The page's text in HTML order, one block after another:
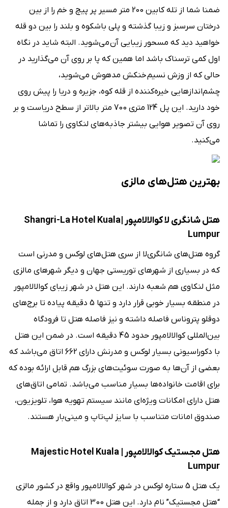
ضمنا شما از تله کابین 200 متر مسیر پر پیچ و خم را از بین
درختان سرسبز و زیبا گذشته و پلی باشکوه و بلند را بین دو قله
خواهید دید که مسحور زیبایی آن می‌شوید. البته شاید در نگاه
اول کمی ترسناک باشد اما همین که پا بر روی آن می‌گذارید در
حالی که از وزش نسیم خنکش مدهوش می‌شوید،
چشم‌اندازهایی خیره‌کننده از قله کوه، جزیره و دریا را پیش روی
خود دارید. این پل 124 متری 700 متر بالاتر از سطح دریاست و بر
روی آن تصویر هوایی بیشتر جاذبه‌های لنکاوی را تماشا
می‌کنید.
بهترین هتل‌های مالزی
هتل شانگری لا کوالالامپور |Shangri-La Hotel Kuala
Lumpur
گروه هتل‌های شانگری‌لا از سری هتل‌های لوکس و مدرنی است
که در بسیاری از شهرهای توریستی جهان و دیگر شهرهای مالزی
مثل لنکاوی هم شعبه دارند. این هتل در شهر زیبای کوالالامپور
در منطقه بسیار خوبی قرار دارد و تنها 5 دقیقه پیاده تا برج‌های
دوقلو پتروناس فاصله داشته و نیز فاصله هتل تا فرودگاه
بین‌المللی کوالالامپور حدود 45 دقیقه است. در ضمن این هتل
با دکوراسیونی بسیار لوکس و مدرنش دارای 662 اتاق می‌باشد که
بعضی از آن‌ها به صورت سوئیت‌های بزرگ هم قابل ارائه بوده که
برای اقامت خانواده‌ها بسیار مناسب می‌باشد. تمامی اتاق‌های
هتل دارای امکانات ویژه‌ای مانند سیستم تهویه هوا، تلویزیون،
صندوق امانات متناسب با سایز لپ‌تاپ و مینی‌بار هستند.
هتل مجستیک کوالالامپور | Majestic Hotel Kuala
Lumpur
یک هتل 5 ستاره لوکس در شهر کوالالامپور واقع در کشور مالزی
“‌هتل مجستیک‌” نام دارد. این هتل 300 اتاق دارد و از جمله